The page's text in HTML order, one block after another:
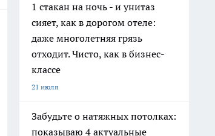
1 стакан на ночь - и унитаз
сияет, как в дорогом отеле:
даже многолетняя грязь
отходит. Чисто, как в бизнес-
классе
21 июля
Забудьте о натяжных потолках:
показываю 4 актуальные